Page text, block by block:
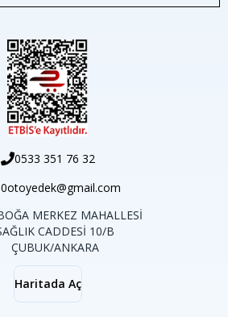
0533 351 76 32
MERKEZ MAHALLESİ
CADDESİ 10/B
ÇUBUK/ANKARA
Haritada Aç